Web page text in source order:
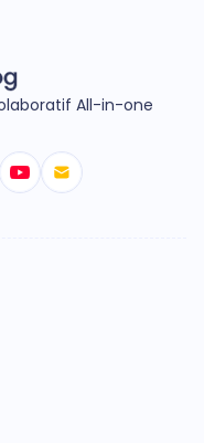
All-in-one